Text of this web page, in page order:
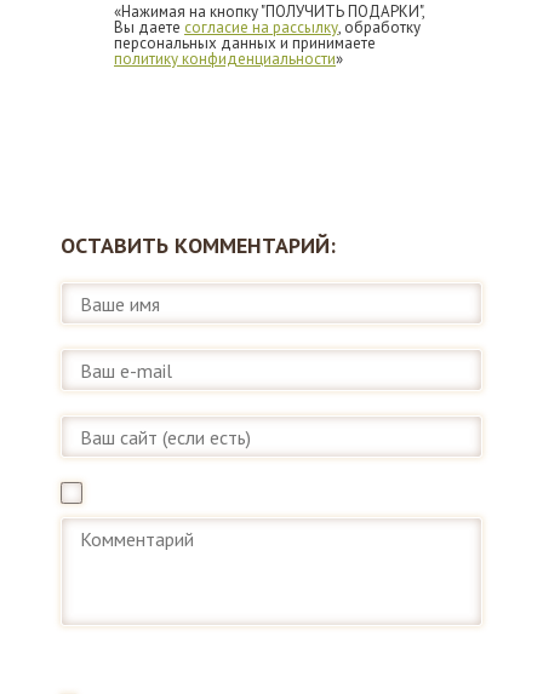
«Нажимая на кнопку "ПОЛУЧИТЬ ПОДАРКИ",
Вы даете согласие на рассылку, обработку
персональных данных и принимаете
политику конфиденциальности»
ОСТАВИТЬ КОММЕНТАРИЙ: